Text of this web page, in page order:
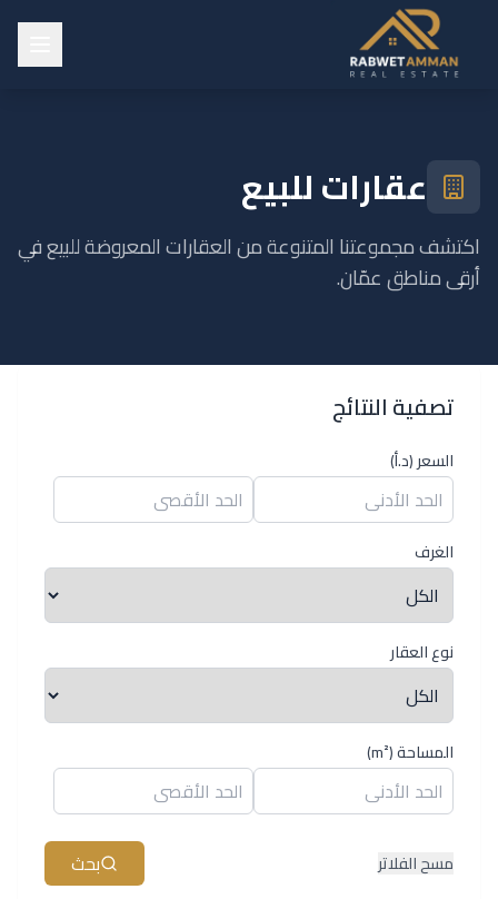
عقارات للبيع
اكتشف مجموعتنا المتنوعة من العقارات المعروضة للبيع في
أرقى مناطق عمّان.
تصفية النتائج
السعر(د.أ)
الغرف
نوع العقار
المساحة(m²)
مسح الفلاتر بحث